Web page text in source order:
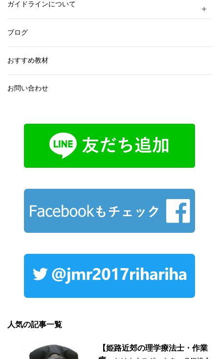
ガイドラインについて
ブログ
おすすめ教材
お問い合わせ
人気の記事一覧
【姫路近郊の理学療法士・作業